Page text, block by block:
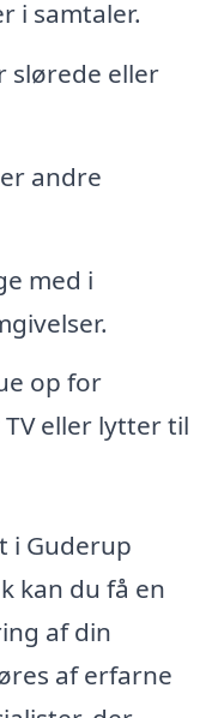
i samtaler.
slørede eller
andre
med i
op for
eller lytter til
i Guderup
kan du få en
af din
af erfarne